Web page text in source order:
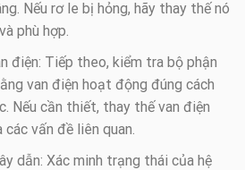
Nếu rơ le bị hỏng, hãy thay thế nó
phù hợp.
điện: Tiếp theo, kiểm tra bộ phận
van điện hoạt động đúng cách
Nếu cần thiết, thay thế van điện
vấn đề liên quan.
dẫn: Xác minh trạng thái của hệ